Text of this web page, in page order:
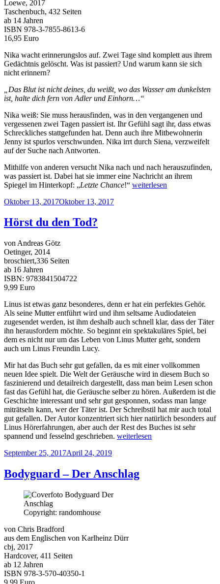
Loewe, 2017
Taschenbuch, 432 Seiten
ab 14 Jahren
ISBN 978-3-7855-8613-6
16,95 Euro
Nika wacht erinnerungslos auf. Zwei Tage sind komplett aus ihrem
Gedächtnis gelöscht. Was ist passiert? Und warum kann sie sich
nicht erinnern?
„Das Blut ist nicht deines, du weißt, wo das Wasser am dunkelsten
ist, halte dich fern von Adler und Einhorn…“
Nika weiß: Sie muss herausfinden, was in den vergangenen und
vergessenen zwei Tagen passiert ist. Ihr Gefühl sagt ihr, dass etwas
Schreckliches stattgefunden hat. Denn auch ihre Mitbewohnerin
Jenny ist spurlos verschwunden. Nika irrt durch Siena, verzweifelt
auf der Suche nach Antworten.
Mithilfe von anderen versucht Nika nach und nach herauszufinden,
was passiert ist. Dabei hat sie immer eine Nachricht an ihrem
Spiegel im Hinterkopf: „Letzte Chance!“ „Aquila“
weiterlesen
Veröffentlicht
Oktober 13, 2017Oktober 13, 2017
Hörst du den Tod?
von Andreas Götz
Oetinger, 2014
broschiert,336 Seiten
ab 16 Jahren
ISBN: 9783841504722
9,99 Euro
Linus ist etwas ganz besonderes, denn er hat ein perfektes Gehör.
Als seine Mutter entführt wird und ihm seltsame Audiodateien
zugesendet werden, ist ihm deshalb auch schnell klar, dass der Täter
ihn herausfordern möchte. So beginnt ein spektakuläres Spiel, bei
dem es nicht nur um das Leben von Linus Mutter geht, sondern
auch um Linus Freundin Lucy.
Mir hat das Buch sehr gut gefallen, da es mit einer vollkommen
neuen Idee spielt. Die Welt der Geräusche wird in diesem Buch so
faszinierend und detailreich dargestellt, dass man beim Lesen schon
fast das Gefühl hat, die Geräusche selber zu hören. Außerdem ist die
Geschichte interessant und sehr gut gesponnen, sodass man lange
miträtseln kann, wer der Täter ist. Der Schreibstil hat mir auch total
gut gefallen. Der Autor konzentriert sich hier natürlich besonders auf
Linus Hörerfahrungen, aber auch der Rest des Buches ist sehr
spannend und fesselnd geschrieben. „Hörst
weiterlesen
Veröffentlicht
September 25, 2017April 24, 2019
Bodyguard – Der Anschlag
Copyright: randomhouse
von Chris Bradford
aus dem Englischen von Karlheinz Dürr
cbj, 2017
Hardcover, 411 Seiten
ab 12 Jahren
ISBN 978-3-570-40350-1